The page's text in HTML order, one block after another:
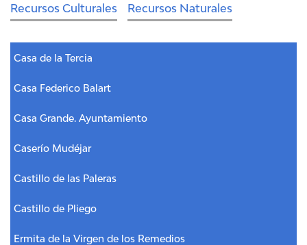
Recursos Culturales Recursos Naturales
Casa de la Tercia
Casa Federico Balart
Casa Grande. Ayuntamiento
Caserío Mudéjar
Castillo de las Paleras
Castillo de Pliego
Ermita de la Virgen de los Remedios